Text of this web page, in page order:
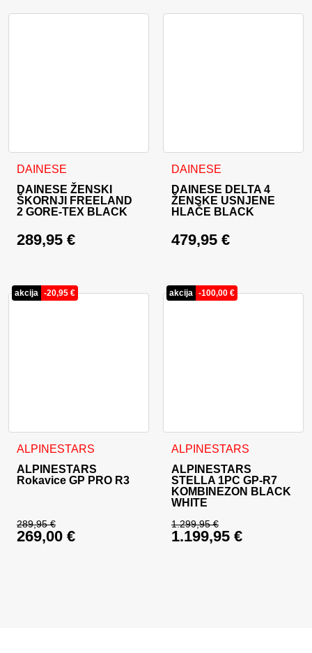
DAINESE
DAINESE ŽENSKI
ŠKORNJI FREELAND
2 GORE-TEX BLACK
289,95 €
Ta izdelek ima več različic. Možnosti lahko izberete na
DAINESE
DAINESE DELTA 4
ŽENSKE USNJENE
HLAČE BLACK
479,95 €
Ta izdelek ima več različic.
akcija -20,95 €
ALPINESTARS
ALPINESTARS
Rokavice GP PRO R3
289,95€
Izvirna cena je bila: 289,95 €.
269,00 €
Ta izdelek ima več različic. Možnosti lahko izberete na
akcija -100,00 €
ALPINESTARS
ALPINESTARS
STELLA 1PC GP-R7
KOMBINEZON BLACK
WHITE
1.299,95€
Izvirna cena je bila:
1.199,95 €
Ta izdelek ima več različic.